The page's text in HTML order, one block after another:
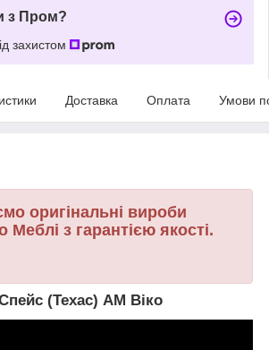
з Пром?
захистом
Доставка Оплата Умови
оригінальні вироби
Меблі з гарантією якості.
(Техас) АМ Віко